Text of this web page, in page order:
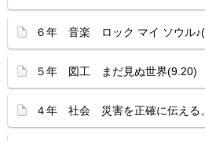
６年 音楽 ロック マイ ソウル
５年 図工 まだ見ぬ世界(9.20)
４年 社会 災害を正確に伝える